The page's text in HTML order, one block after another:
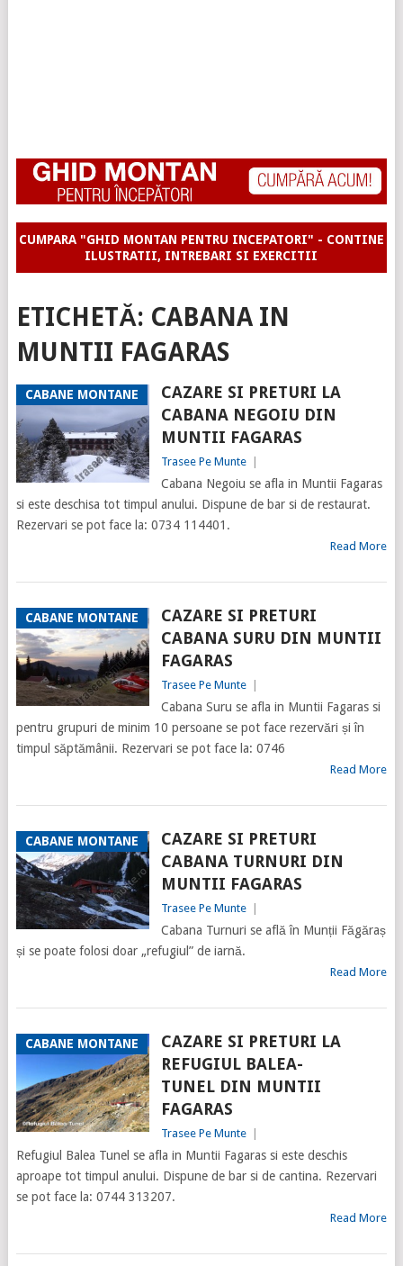
CUMPARA "GHID MONTAN PENTRU INCEPATORI" - CONTINE
ILUSTRATII, INTREBARI SI EXERCITII
ETICHETĂ: CABANA IN
MUNTII FAGARAS
CABANE MONTANE
CAZARE SI PRETURI LA
CABANA NEGOIU DIN
MUNTII FAGARAS
Trasee Pe Munte
Cabana Negoiu se afla in Muntii Fagaras
si este deschisa tot timpul anului. Dispune de bar si de restaurat.
Rezervari se pot face la: 0734 114401.
Read More
CABANE MONTANE
CAZARE SI PRETURI
CABANA SURU DIN MUNTII
FAGARAS
Trasee Pe Munte
Cabana Suru se afla in Muntii Fagaras si
pentru grupuri de minim 10 persoane se pot face rezervări și în
timpul săptămânii. Rezervari se pot face la: 0746
Read More
CABANE MONTANE
CAZARE SI PRETURI
CABANA TURNURI DIN
MUNTII FAGARAS
Trasee Pe Munte
Cabana Turnuri se află în Munții Făgăraș
și se poate folosi doar „refugiul” de iarnă.
Read More
CABANE MONTANE
CAZARE SI PRETURI LA
REFUGIUL BALEA-
TUNEL DIN MUNTII
FAGARAS
Trasee Pe Munte
Refugiul Balea Tunel se afla in Muntii Fagaras si este deschis
aproape tot timpul anului. Dispune de bar si de cantina. Rezervari
se pot face la: 0744 313207.
Read More